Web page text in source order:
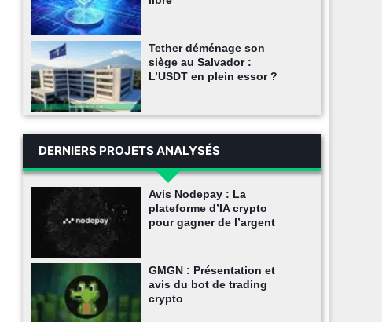
Tether déménage son
siège au Salvador :
L’USDT en plein essor ?
DERNIERS PROJETS ANALYSÉS
Avis Nodepay : La
plateforme d’IA crypto
pour gagner de l’argent
GMGN : Présentation et
avis du bot de trading
crypto